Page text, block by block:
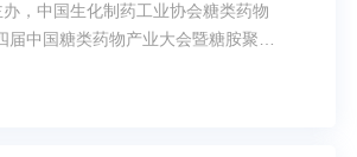
，中国生化制药工业协会糖类药物
届中国糖类药物产业大会暨糖胺聚糖
召开。会上公布了第四届“张天民糖类